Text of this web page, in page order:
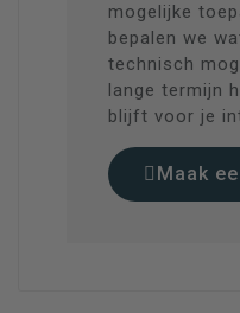
mogelijke
bepalen we
technisch
lange termijn
blijft voor je
Maak